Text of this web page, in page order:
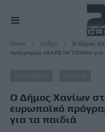
Home Άρθρα
Ο Δήμος
πρόγραμμα «SAFE IN TOWN» για
Ο Δήμος Χανίων
ευρωπαϊκό
για τα παιδιά